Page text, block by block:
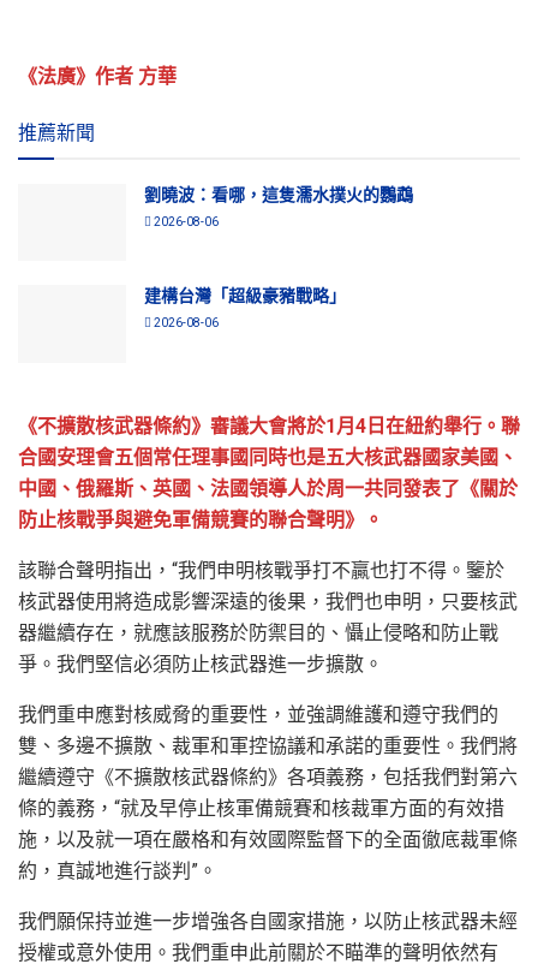
《法廣》作者 方華
推薦新聞
劉曉波：看哪，這隻濡水撲火的鸚鵡
2026-08-06
建構台灣「超級豪豬戰略」
2026-08-06
《不擴散核武器條約》審議大會將於1月4日在紐約舉行。聯
合國安理會五個常任理事國同時也是五大核武器國家美國、
中國、俄羅斯、英國、法國領導人於周一共同發表了《關於
防止核戰爭與避免軍備競賽的聯合聲明》。
該聯合聲明指出，“我們申明核戰爭打不贏也打不得。鑒於
核武器使用將造成影響深遠的後果，我們也申明，只要核武
器繼續存在，就應該服務於防禦目的、懾止侵略和防止戰
爭。我們堅信必須防止核武器進一步擴散。
我們重申應對核威脅的重要性，並強調維護和遵守我們的
雙、多邊不擴散、裁軍和軍控協議和承諾的重要性。我們將
繼續遵守《不擴散核武器條約》各項義務，包括我們對第六
條的義務，“就及早停止核軍備競賽和核裁軍方面的有效措
施，以及就一項在嚴格和有效國際監督下的全面徹底裁軍條
約，真誠地進行談判”。
我們願保持並進一步增強各自國家措施，以防止核武器未經
授權或意外使用。我們重申此前關於不瞄準的聲明依然有